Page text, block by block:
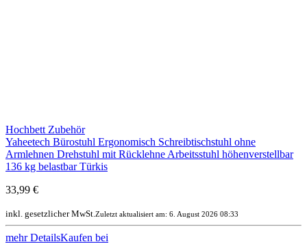
Hochbett Zubehör
Yaheetech Bürostuhl Ergonomisch Schreibtischstuhl ohne
Armlehnen Drehstuhl mit Rücklehne Arbeitsstuhl höhenverstellbar
136 kg belastbar Türkis
33,99 €
inkl. gesetzlicher MwSt. Zuletzt aktualisiert am: 6. August 2026 08:33
mehr DetailsKaufen bei